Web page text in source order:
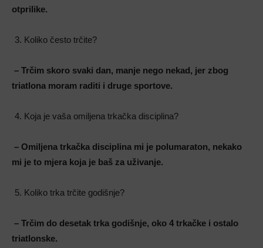
otprilike.
Koliko često trčite?
– Trčim skoro svaki dan, manje nego nekad, jer zbog
triatlona moram raditi i druge sportove.
Koja je vaša omiljena trkačka disciplina?
– Omiljena trkačka disciplina mi je polumaraton, nekako
mi je to mjera koja je baš za uživanje.
Koliko trka trčite godišnje?
– Trčim do desetak trka godišnje, oko 4 trkačke i ostalo
triatlonske.